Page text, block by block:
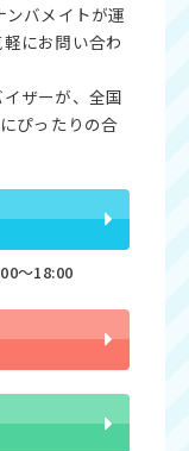
バメイトが運
にお問い合わ
ザーが、全国
ぴったりの合
〜18:00